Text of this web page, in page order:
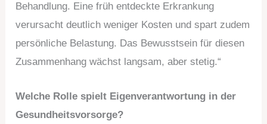
Behandlung. Eine früh entdeckte Erkrankung
verursacht deutlich weniger Kosten und spart zudem
persönliche Belastung. Das Bewusstsein für diesen
Zusammenhang wächst langsam, aber stetig.“
Welche Rolle spielt Eigenverantwortung in der
Gesundheitsvorsorge?